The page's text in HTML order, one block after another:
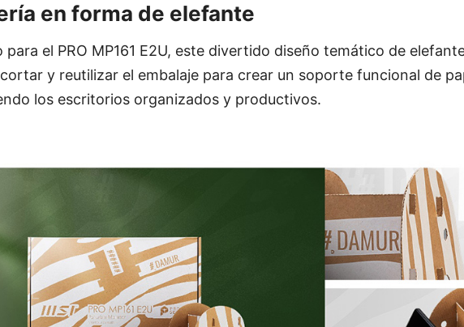
en forma de elefante
para el PRO MP161 E2U, este divertido diseño temático de
y reutilizar el embalaje para crear un soporte funcional de
los escritorios organizados y productivos.